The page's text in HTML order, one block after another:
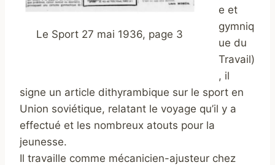
Le Sport 27 mai 1936, page 3
e et
gymniq
ue du
Travail)
, il
signe un article dithyrambique sur le sport en
Union soviétique, relatant le voyage qu’il y a
effectué et les nombreux atouts pour la
jeunesse.
Il travaille comme mécanicien-ajusteur chez